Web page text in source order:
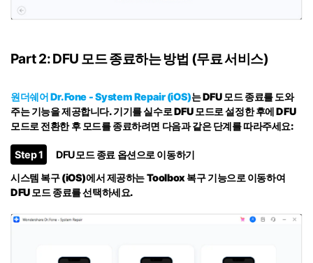
Part 2: DFU 모드 종료하는 방법 (무료 서비스)
원더쉐어 Dr.Fone - System Repair (iOS)는 DFU 모드 종료를 도와
주는 기능을 제공합니다. 기기를 실수로 DFU 모드로 설정한 후에 DFU
모드로 전환한 후모드를 종료하려면 다음과 같은 단계를 따라주세요:
Step 1
DFU모드 종료 옵션으로 이동하기
시스템 복구 (iOS)에서 제공하는Toolbox 복구기능으로 이동하여
DFU 모드 종료를 선택하세요.